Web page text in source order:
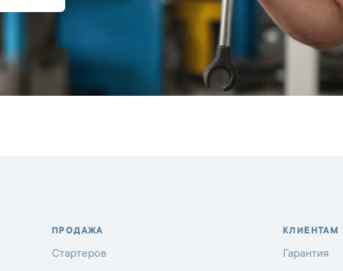
ПРОДАЖА
Стартеров
КЛИЕНТАМ
Гарантия